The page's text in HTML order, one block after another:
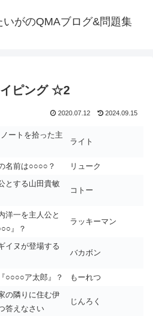
がのQMAブログ&問題集
ピング ☆2
2020.07.12 2024.09.15
ートを拾った主
ライト
名前は○○○○？
リューク
とする山田貴敏
コトー
洋一を主人公と
』？
ラッキーマン
イヌが登場する
バカボン
○○○○ア太郎』？
もーれつ
の隣りに住む伊
答えなさい
じんろく